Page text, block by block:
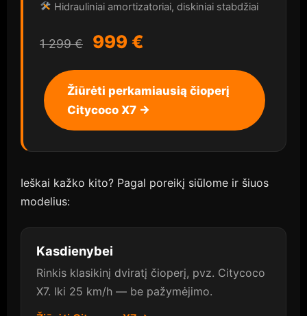
Hidrauliniai amortizatoriai, diskiniai stabdžiai
1 299 € 999 €
Žiūrėti perkamiausią čioperį
Citycoco X7 →
Ieškai kažko kito? Pagal poreikį siūlome ir šiuos
modelius:
Kasdienybei
Rinkis klasikinį dviratį čioperį, pvz. Citycoco
X7. Iki 25 km/h — be pažymėjimo.